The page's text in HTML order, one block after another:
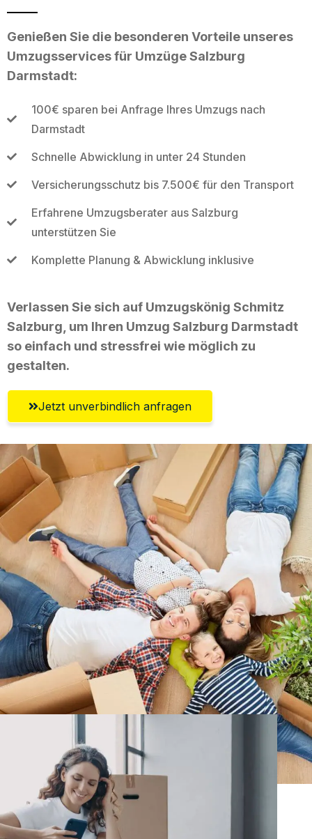
Genießen Sie die besonderen Vorteile unseres
Umzugsservices für Umzüge Salzburg
Darmstadt:
100€ sparen bei Anfrage Ihres Umzugs nach
Darmstadt
Schnelle Abwicklung in unter 24 Stunden
Versicherungsschutz bis 7.500€ für den Transport
Erfahrene Umzugsberater aus Salzburg
unterstützen Sie
Komplette Planung & Abwicklung inklusive
Verlassen Sie sich auf Umzugskönig Schmitz
Salzburg, um Ihren Umzug Salzburg Darmstadt
so einfach und stressfrei wie möglich zu
gestalten.
Jetzt unverbindlich anfragen